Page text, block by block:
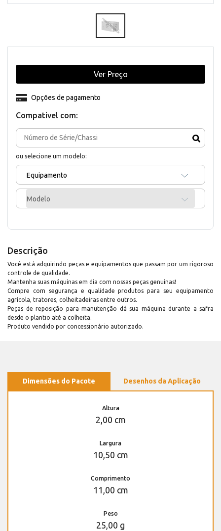
Compativel com:
ou selecione um modelo:
Equipamento
Modelo
Opções de pagamento
Ver Preço
Descrição
Você está adquirindo peças e equipamentos que passam por um rigoroso
controle de qualidade.
Mantenha suas máquinas em dia com nossas peças genuínas!
Compre com segurança e qualidade produtos para seu equipamento
agrícola, tratores, colheitadeiras entre outros.
Peças de reposição para manutenção dá sua máquina durante a safra
desde o plantio até a colheita.
Produto vendido por concessionário autorizado.
Dimensões do Pacote Desenhos da Aplicação
Altura
2,00 cm
Largura
10,50 cm
Comprimento
11,00 cm
Peso
25,00 g